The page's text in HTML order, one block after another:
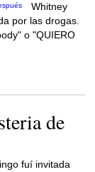
Whitney
por las drogas.
o "QUIERO
de
fuí invitada